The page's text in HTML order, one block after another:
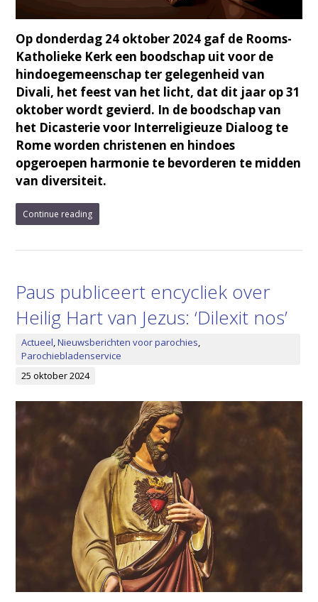
Op donderdag 24 oktober 2024 gaf de Rooms-
Katholieke Kerk een boodschap uit voor de
hindoegemeenschap ter gelegenheid van
Divali, het feest van het licht, dat dit jaar op 31
oktober wordt gevierd. In de boodschap van
het Dicasterie voor Interreligieuze Dialoog te
Rome worden christenen en hindoes
opgeroepen harmonie te bevorderen te midden
van diversiteit.
Continue reading
Paus publiceert encycliek over
Heilig Hart van Jezus: ‘Dilexit nos’
Actueel,Nieuwsberichten voor parochies,
Parochiebladenservice
25 oktober 2024